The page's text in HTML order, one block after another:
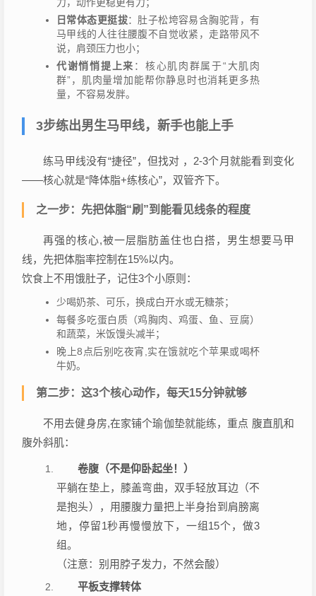
日常体态更挺拔：肚子松垮容易含胸驼背，有
马甲线的人往往腰腹不自觉收紧，走路带风不
说，肩颈压力也小；
代谢悄悄提上来 ：核心肌肉群属于“大肌肉
群”，肌肉量增加能帮你静息时也消耗更多热
量，不容易发胖。
3步练出男生马甲线，新手也能上手
练马甲线没有“捷径”，但找对 ，2-3个月就能看到变化
——核心就是“降体脂+练核心”，双管齐下。
之一步：先把体脂“刷”到能看见线条的程度
再强的核心,被一层脂肪盖住也白搭，男生想要马甲
线，先把体脂率控制在15%以内。
饮食上不用饿肚子，记住3个小原则：
少喝奶茶、可乐，换成白开水或无糖茶；
每餐多吃蛋白质（鸡胸肉、鸡蛋、鱼、豆腐）
和蔬菜，米饭馒头减半；
晚上8点后别吃夜宵,实在饿就吃个苹果或喝杯
牛奶。
第二步：这3个核心动作，每天15分钟就够
不用去健身房,在家铺个瑜伽垫就能练，重点 腹直肌和
腹外斜肌：
卷腹（不是仰卧起坐！）
平躺在垫上，膝盖弯曲，双手轻放耳边（不
是抱头），用腰腹力量把上半身抬到肩膀离
地，停留1秒再慢慢放下，一组15个，做3
组。
（注意：别用脖子发力，不然会酸）
平板支撑转体